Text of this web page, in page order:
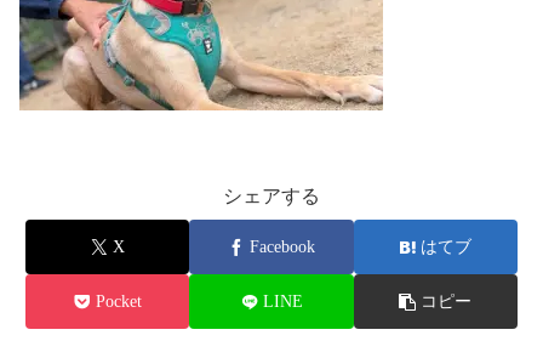
シェアする
X Facebook はてブ
Pocket LINE コピー